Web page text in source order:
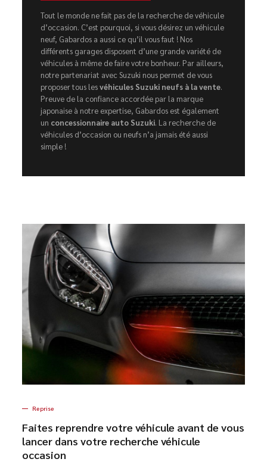
Tout le monde ne fait pas de la recherche de véhicule
d’occasion. C’est pourquoi, si vous désirez un véhicule
neuf, Gabardos a aussi ce qu’il vous faut ! Nos
différents garages disposent d’une grande variété de
véhicules à même de faire votre bonheur. Par ailleurs,
notre partenariat avec Suzuki nous permet de vous
proposer tous lesvéhicules Suzuki neufs à la vente.
Preuve de la confiance accordée par la marque
japonaise à notre expertise, Gabardos est également
un concessionnaire auto Suzuki. La recherche de
véhicules d’occasion ou neufs n’a jamais été aussi
simple !
Reprise
Faites reprendre votre véhicule avant de vous
lancer dans votre recherche véhicule
occasion